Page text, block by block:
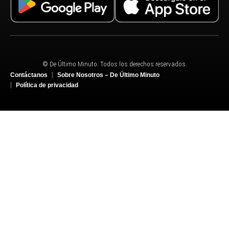
© De Último Minuto. Todos los derechos reservados.
Contáctanos
Sobre Nosotros – De Último Minuto
Política de privacidad